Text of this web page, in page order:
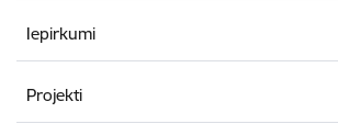
Iepirkumi
Projekti